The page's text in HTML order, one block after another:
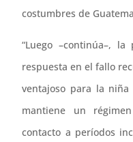
costumbres de
“Luego –continúa–,
respuesta en el fallo
ventajoso para la
mantiene un
contacto a períodos